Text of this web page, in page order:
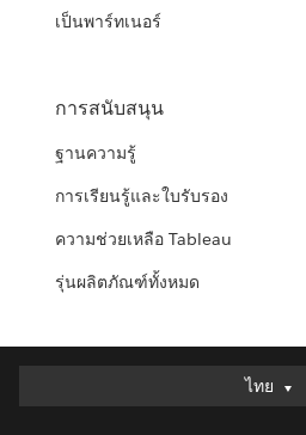
เป็นพาร์ทเนอร์
การสนับสนุน
ฐานความรู้
การเรียนรู้และใบรับรอง
ความช่วยเหลือ Tableau
รุ่นผลิตภัณฑ์ทั้งหมด
ไทย
ไทย